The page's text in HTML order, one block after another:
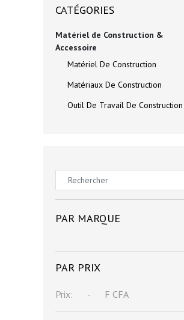
CATÉGORIES
Matériel de Construction &
Accessoire
Matériel De Construction
Matériaux De Construction
Outil De Travail De Construction
PAR MARQUE
PAR PRIX
Prix: - F CFA